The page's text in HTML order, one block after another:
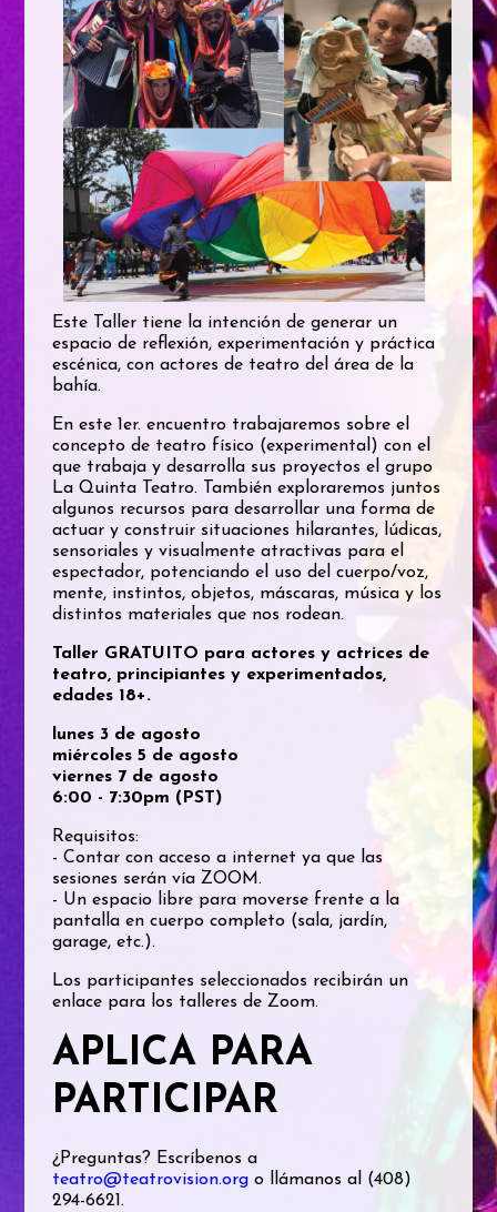
Este Taller tiene la intención de generar un
espacio de reflexión, experimentación y práctica
escénica, con actores de teatro del área de la
bahía.
En este 1er. encuentro trabajaremos sobre el
concepto de teatro físico (experimental) con el
que trabaja y desarrolla sus proyectos el grupo
La Quinta Teatro. También exploraremos juntos
algunos recursos para desarrollar una forma de
actuar y construir situaciones hilarantes, lúdicas,
sensoriales y visualmente atractivas para el
espectador, potenciando el uso del cuerpo/voz,
mente, instintos, objetos, máscaras, música y los
distintos materiales que nos rodean.
Taller GRATUITO para actores y actrices de
teatro, principiantes y experimentados,
edades 18+.
lunes 3 de agosto
miércoles 5 de agosto
viernes 7 de agosto
6:00 - 7:30pm (PST)
Requisitos:
- Contar con acceso a internet ya que las
sesiones serán vía ZOOM.
- Un espacio libre para moverse frente a la
pantalla en cuerpo completo (sala, jardín,
garage, etc.).
Los participantes seleccionados recibirán un
enlace para los talleres de Zoom.
APLICA PARA
PARTICIPAR
¿Preguntas? Escríbenos a
teatro@teatrovision.org o llámanos al (408)
294-6621.